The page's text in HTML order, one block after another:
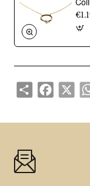
ShareFacebook
X